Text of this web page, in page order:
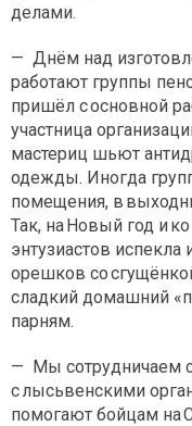
делами.
— Днём над
работают группы
пришёл с основной
участница
мастериц шьют
одежды. Иногда
помещения, в
Так, на Новый год и
энтузиастов
орешков со
сладкий домашний
парням.
— Мы сотрудничаем
с лысьвенскими
помогают бойцам на